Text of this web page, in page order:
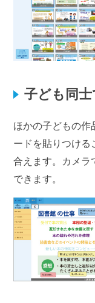
子ども同士
ほかの子どもの作
ードを貼りつける
合えます。カメラ
できます。